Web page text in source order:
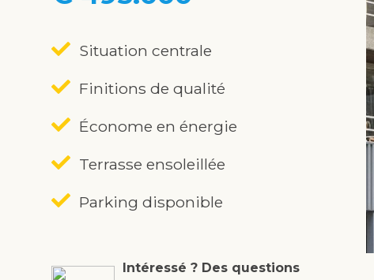
Situation centrale
Finitions de qualité
Économe en énergie
Terrasse ensoleillée
Parking disponible
Intéressé ? Des questions